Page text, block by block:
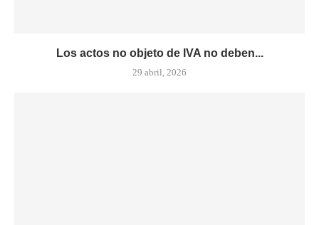
Los actos no objeto de IVA no deben...
29 abril, 2026